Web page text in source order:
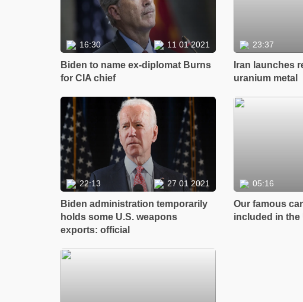
16:30 11 01 2021
Biden to name ex-diplomat Burns
for CIA chief
23:37
Iran launches
uranium metal
22:13 27 01 2021
Biden administration temporarily
holds some U.S. weapons
exports: official
05:16
Our famous
included in the